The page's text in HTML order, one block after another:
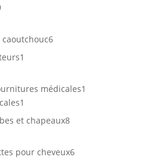
9
produits
66
1
médicales1
1
produit
et chapeaux88
pour cheveux66